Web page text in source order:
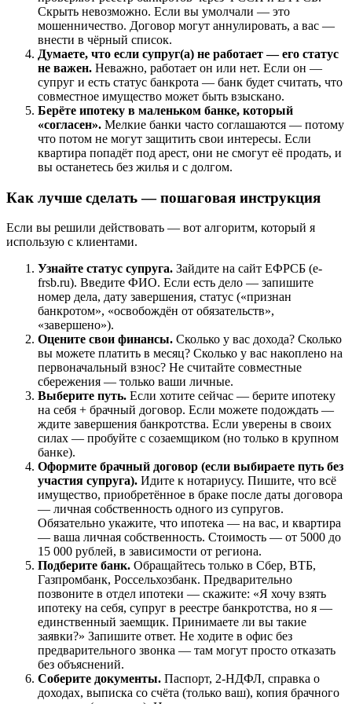
Скрыть невозможно. Если вы умолчали — это
мошенничество. Договор могут аннулировать, а вас —
внести в чёрный список.
Думаете, что если супруг(а) не работает — его статус
не важен. Неважно, работает он или нет. Если он —
супруг и есть статус банкрота — банк будет считать, что
совместное имущество может быть взыскано.
Берёте ипотеку в маленьком банке, который
«согласен». Мелкие банки часто соглашаются — потому
что потом не могут защитить свои интересы. Если
квартира попадёт под арест, они не смогут её продать, и
вы останетесь без жилья и с долгом.
Как лучше сделать — пошаговая инструкция
Если вы решили действовать — вот алгоритм, который я
использую с клиентами.
Узнайте статус супруга. Зайдите на сайт ЕФРСБ (e-
frsb.ru). Введите ФИО. Если есть дело — запишите
номер дела, дату завершения, статус («признан
банкротом», «освобождён от обязательств»,
«завершено»).
Оцените свои финансы. Сколько у вас дохода? Сколько
вы можете платить в месяц? Сколько у вас накоплено на
первоначальный взнос? Не считайте совместные
сбережения — только ваши личные.
Выберите путь. Если хотите сейчас — берите ипотеку
на себя + брачный договор. Если можете подождать —
ждите завершения банкротства. Если уверены в своих
силах — пробуйте с созаемщиком (но только в крупном
банке).
Оформите брачный договор (если выбираете путь без
участия супруга). Идите к нотариусу. Пишите, что всё
имущество, приобретённое в браке после даты договора
— личная собственность одного из супругов.
Обязательно укажите, что ипотека — на вас, и квартира
— ваша личная собственность. Стоимость — от 5000 до
15 000 рублей, в зависимости от региона.
Подберите банк. Обращайтесь только в Сбер, ВТБ,
Газпромбанк, Россельхозбанк. Предварительно
позвоните в отдел ипотеки — скажите: «Я хочу взять
ипотеку на себя, супруг в реестре банкротства, но я —
единственный заемщик. Принимаете ли вы такие
заявки?» Запишите ответ. Не ходите в офис без
предварительного звонка — там могут просто отказать
без объяснений.
Соберите документы. Паспорт, 2-НДФЛ, справка о
доходах, выписка со счёта (только ваш), копия брачного